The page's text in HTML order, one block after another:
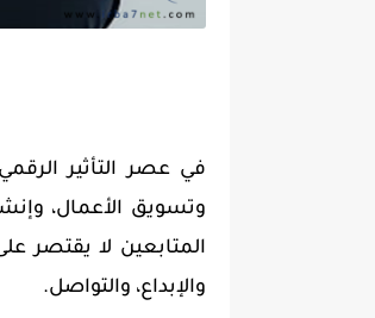
في عصر التأثير
وتسويق الأعمال،
المتابعين لا يقتصر
والإبداع، والتواصل.